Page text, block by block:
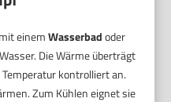
einemWasserbadoder
Die Wärme überträgt
kontrolliert an.
Zum Kühlen eignet sie